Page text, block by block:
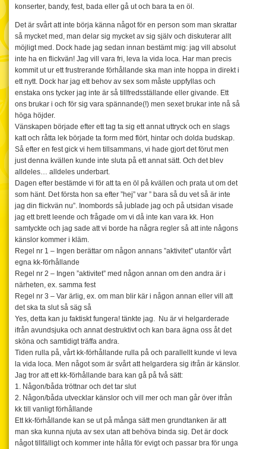
konserter, bandy, fest, bada eller gå ut och bara ta en öl.
Det är svårt att inte börja känna något för en person som man skrattar
så mycket med, man delar sig mycket av sig själv och diskuterar allt
möjligt med. Dock hade jag sedan innan bestämt mig: jag vill absolut
inte ha en flickvän! Jag vill vara fri, leva la vida loca. Har man precis
kommit ut ur ett frustrerande förhållande ska man inte hoppa in direkt i
ett nytt. Dock har jag ett behov av sex som måste uppfyllas och
enstaka ons tycker jag inte är så tillfredsställande eller givande. Ett
ons brukar i och för sig vara spännande(!) men sexet brukar inte nå så
höga höjder.
Vänskapen började efter ett tag ta sig ett annat uttryck och en slags
katt och råtta lek började ta form med flört, hintar och dolda budskap.
Så efter en fest gick vi hem tillsammans, vi hade gjort det förut men
just denna kvällen kunde inte sluta på ett annat sätt. Och det blev
alldeles… alldeles underbart.
Dagen efter bestämde vi för att ta en öl på kvällen och prata ut om det
som hänt. Det första hon sa efter ”hej” var ” bara så du vet så är inte
jag din flickvän nu”. Inombords så jublade jag och på utsidan visade
jag ett brett leende och frågade om vi då inte kan vara kk. Hon
samtyckte och jag sade att vi borde ha några regler så att inte någons
känslor kommer i kläm.
Regel nr 1 – Ingen berättar om någon annans ”aktivitet” utanför vårt
egna kk-förhållande
Regel nr 2 – Ingen ”aktivitet” med någon annan om den andra är i
närheten, ex. samma fest
Regel nr 3 – Var ärlig, ex. om man blir kär i någon annan eller vill att
det ska ta slut så säg så
Yes, detta kan ju faktiskt fungera! tänkte jag. Nu är vi helgarderade
ifrån avundsjuka och annat destruktivt och kan bara ägna oss åt det
sköna och samtidigt träffa andra.
Tiden rulla på, vårt kk-förhållande rulla på och parallellt kunde vi leva
la vida loca. Men något som är svårt att helgardera sig ifrån är känslor.
Jag tror att ett kk-förhållande bara kan gå på två sätt:
1. Någon/båda tröttnar och det tar slut
2. Någon/båda utvecklar känslor och vill mer och man går över ifrån
kk till vanligt förhållande
Ett kk-förhållande kan se ut på många sätt men grundtanken är att
man ska kunna njuta av sex utan att behöva binda sig. Det är dock
något tillfälligt och kommer inte hålla för evigt och passar bra för unga